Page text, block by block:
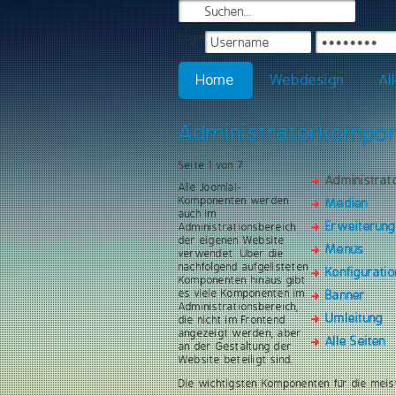
Login
Home Webdesign
Medien
Menüs
Banner
Umleitung
Alle Seiten
Seite 1 von 7
Alle Joomla!-
Komponenten werden
auch im
Administrationsbereich
der eigenen Website
verwendet. Über die
nachfolgend aufgelisteten
Komponenten hinaus gibt
es viele Komponenten im
Administrationsbereich,
die nicht im Frontend
angezeigt werden, aber
an der Gestaltung der
Website beteiligt sind.
Die wichtigsten Komponenten für die